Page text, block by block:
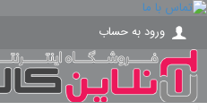
ورود به حساب